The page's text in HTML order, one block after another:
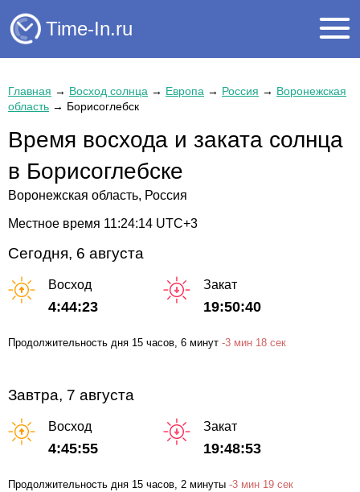
Time-In.ru
Главная → Восход солнца → Европа → Россия → Воронежская
область → Борисоглебск
Время восхода и заката солнца
в Борисоглебске
Воронежская область, Россия
Местное время 11:24:14 UTC+3
Сегодня, 6 августа
Восход
4:44:23
Закат
19:50:40
Продолжительность дня 15 часов , 6 минут -3 мин 18 сек
Завтра, 7 августа
Восход
4:45:55
Закат
19:48:53
Продолжительность дня 15 часов, 2 минуты -3 мин 19 сек